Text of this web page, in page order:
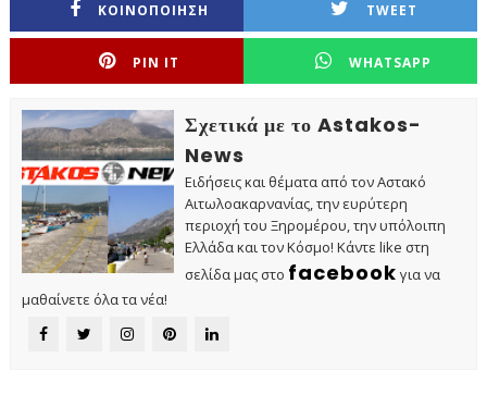
ΚΟΙΝΟΠΟΙΗΣΗ TWEET
PIN IT WHATSAPP
Σχετικά με το Astakos-
News
Ειδήσεις και θέματα από τον Αστακό
Αιτωλοακαρνανίας, την ευρύτερη
περιοχή του Ξηρομέρου, την υπόλοιπη
Ελλάδα και τον Κόσμο! Κάντε like στη
σελίδα μας στο facebook για να
μαθαίνετε όλα τα νέα!